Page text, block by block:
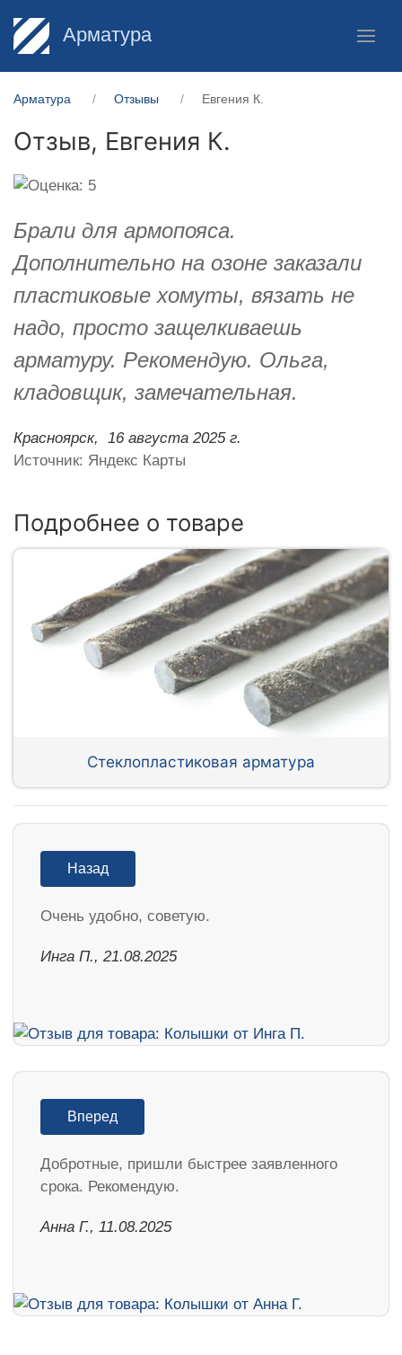
Арматура
Арматура Отзывы Евгения К.
Отзыв, Евгения К.
Брали для армопояса.
Дополнительно на озоне заказали
пластиковые хомуты, вязать не
надо, просто защелкиваешь
арматуру. Рекомендую. Ольга,
кладовщик, замечательная.
Красноярск,
16 августа 2025 г.
Источник: Яндекс Карты
Подробнее о товаре
Стеклопластиковая арматура
Назад
Очень удобно, советую.
Инга П., 21.08.2025
Вперед
Добротные, пришли быстрее заявленного
срока. Рекомендую.
Анна Г., 11.08.2025